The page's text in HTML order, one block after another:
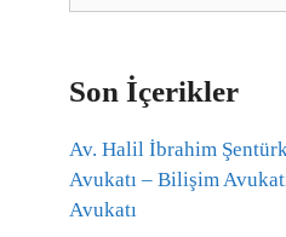
Son İçerikler
Av. Halil İbrahim
Avukatı – Bilişim
Avukatı